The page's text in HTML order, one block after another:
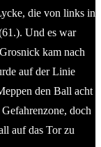
die von links in
Und es war
kam nach
auf der Linie
den Ball acht
doch
auf das Tor zu